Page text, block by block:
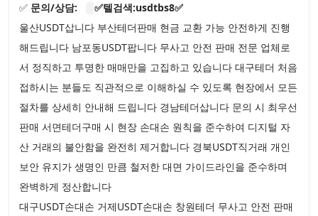
✅ 문의/상담:
✅텔검색:usdtbs8✅
울산USDT삽니다 부산테더판매 현금 교환 가능 안전하게 진행
해드립니다 남포동USDT팝니다 무사고 안전 판매 전문 업체로
서 정직하고 투명한 매매만을 고집하고 있습니다 대구테더 처음
접하시는 분들도 직관적으로 이해하실 수 있도록 현장에서 모든
절차를 상세히 안내해 드립니다 경남테더삽니다 문의 시 최우선
판매 서면테더구매 시 현장 손대손 원칙을 준수하여 디지털 자
산 거래의 불안함을 완전히 제거합니다 경북USDT직거래 개인
보안 유지가 생명인 만큼 철저한 대면 가이드라인을 준수하며
완벽하게 정산합니다
대구USDT손대손 거제USDT손대손 창원테더 무사고 안전 판매